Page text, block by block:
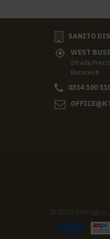
SANITO
WEST
Strada
Bucuresti
0314 100
© 2019 Ktering.ro